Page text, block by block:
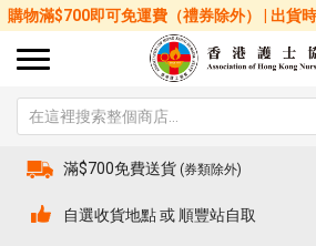
購物滿$700即可免運費（禮券除外） | 出貨
括星期六、日及公眾假
滿$700免費送貨 (券類除外)
自選收貨地點 或 順豐站自取